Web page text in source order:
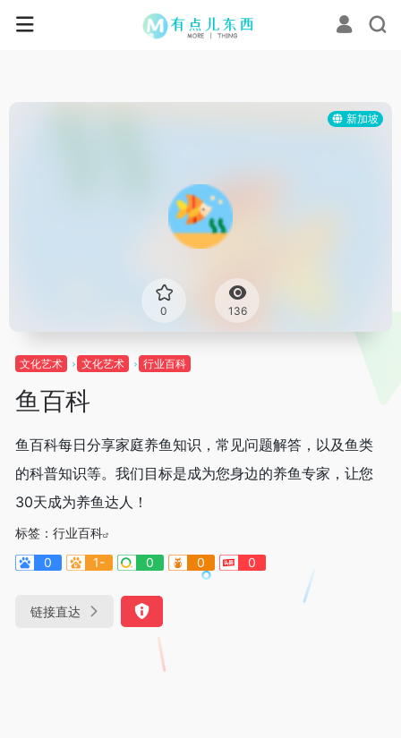
新加坡
0 136
文化艺术 文化艺术 行业百科
鱼百科
鱼百科每日分享家庭养鱼知识，常见问题解答，以及鱼类
的科普知识等。我们目标是成为您身边的养鱼专家，让您
30天成为养鱼达人！
标签： 行业百科
0
1- 0 0 0
链接直达